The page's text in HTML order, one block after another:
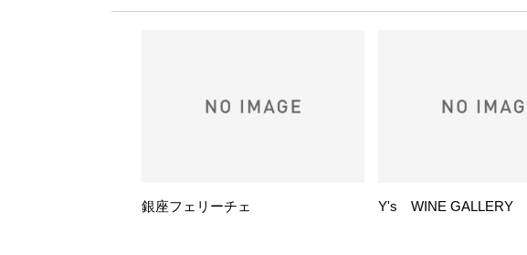
銀座フェリーチェ Y's WINE GALLERY